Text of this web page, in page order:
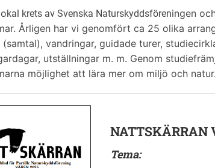
kal krets av Svenska Naturskyddsföreningen
Årligen har vi genomfört ca 25 olika
vandringar, guidade turer,
utställningar m. m. Genom
möjlighet att lära mer om miljö och natur.
NATTSKÄRRAN
Tema: